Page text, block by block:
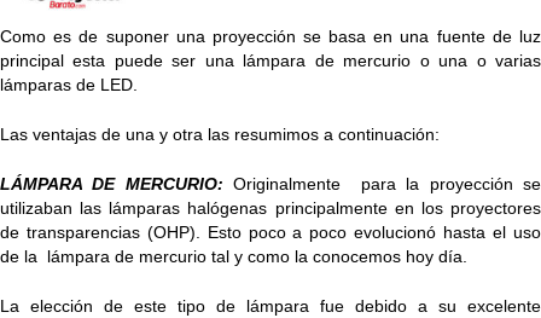
Como es de suponer una proyección se basa en una fuente de luz
principal esta puede ser una lámpara de mercurio o una o varias
lámparas de LED.
Las ventajas de una y otra las resumimos a continuación:
LÁMPARA DE MERCURIO: Originalmente para la proyección se
utilizaban las lámparas halógenas principalmente en los proyectores
de transparencias (OHP). Esto poco a poco evolucionó hasta el uso
de la lámpara de mercurio tal y como la conocemos hoy día.
La elección de este tipo de lámpara fue debido a su excelente